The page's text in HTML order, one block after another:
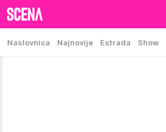
Naslovnica Najnovije Estrada Show